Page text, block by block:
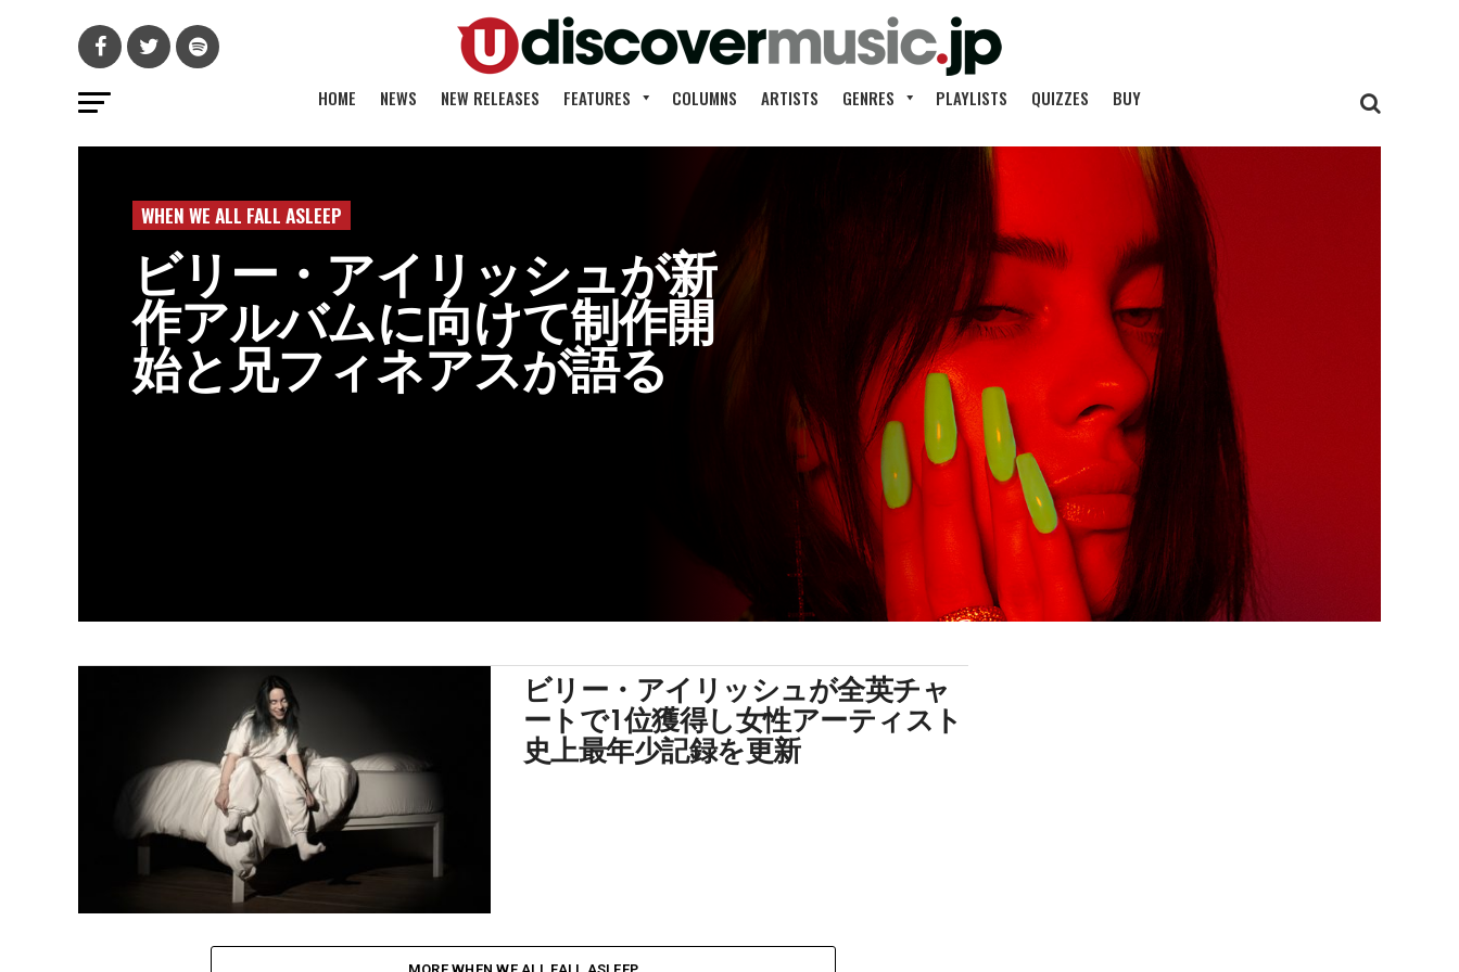
HOME NEWS NEW RELEASES FEATURES COLUMNS ARTISTS GENRES PLAYLISTS QUIZZES BUY
WHEN WE ALL FALL ASLEEP
ビリー・アイリッシュが新
作アルバムに向けて制作開
始と兄フィネアスが語る
ビリー・アイリッシュが全英チャ
ートで1位獲得し女性アーティスト
史上最年少記録を更新